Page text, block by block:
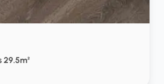
29.5m²